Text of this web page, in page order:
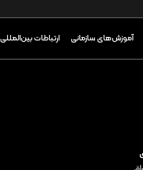
آموزش‌های سازمانی ارتباطات بین‌المللی